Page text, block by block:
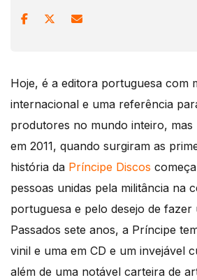
Hoje, é a editora portuguesa com
internacional e uma referência
produtores no mundo inteiro,
em 2011, quando surgiram as
história da Príncipe Discos
pessoas unidas pela militância na
portuguesa e pelo desejo de fazer
Passados sete anos, a Príncipe
vinil e uma em CD e um invejável
além de uma notável carteira de